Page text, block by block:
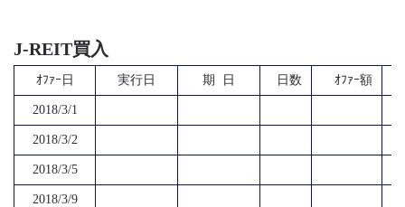
J-REIT買入
ｵﾌｧｰ日 実行日 期 日 日数 ｵﾌｧｰ額
2018/3/1
2018/3/2
2018/3/5
2018/3/9